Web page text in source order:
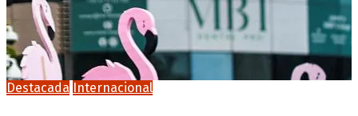
Destacada Internacional